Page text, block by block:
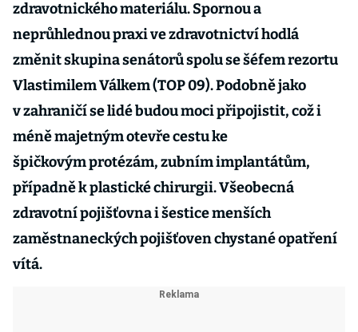
zdravotnického materiálu. Spornou a
neprůhlednou praxi ve zdravotnictví hodlá
změnit skupina senátorů spolu se šéfem rezortu
Vlastimilem Válkem (TOP 09). Podobně jako
v zahraničí se lidé budou moci připojistit, což i
méně majetným otevře cestu ke
špičkovým protézám, zubním implantátům,
případně k plastické chirurgii. Všeobecná
zdravotní pojišťovna i šestice menších
zaměstnaneckých pojišťoven chystané opatření
vítá.